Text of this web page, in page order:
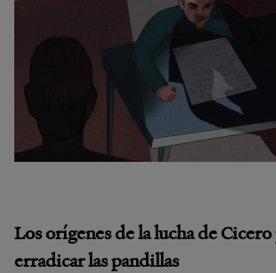
Los orígenes de la lucha de
erradicar las pandillas